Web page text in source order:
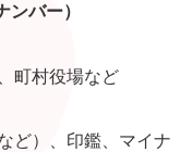
バー）
町村役場など
ど）、印鑑、マイナ